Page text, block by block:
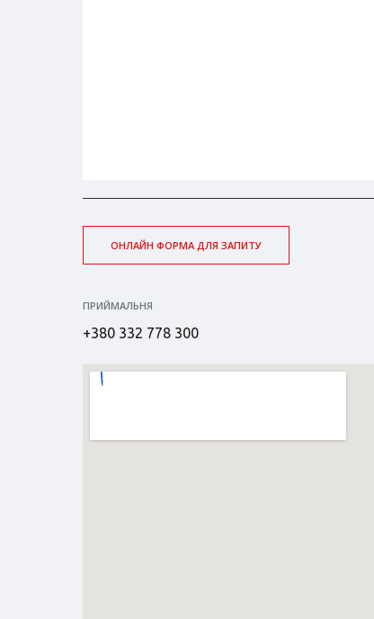
ОНЛАЙН ФОРМА ДЛЯ ЗАПИТУ
ПРИЙМАЛЬНЯ
+380 332 778 300